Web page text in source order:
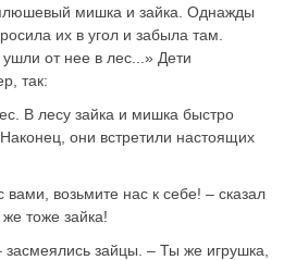
мишка и зайка. Однажды
их в угол и забыла там.
от нее в лес...» Дети
так:
В лесу зайка и мишка быстро
они встретили настоящих
возьмите нас к себе! – сказал
тоже зайка!
зайцы. – Ты же игрушка,